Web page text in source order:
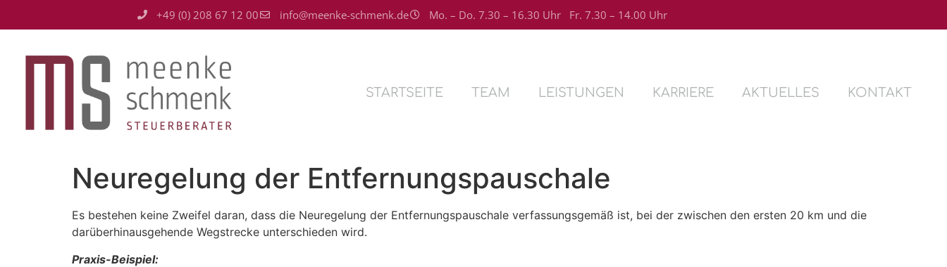
+49 (0) 208 67 12 00 info@meenke-schmenk.de Mo. – Do. 7.30 – 16.30 Uhr Fr. 7.30 – 14.00 Uhr
STARTSEITE TEAM LEISTUNGEN KARRIERE AKTUELLES KONTAKT
Neuregelung der Entfernungspauschale
Es bestehen keine Zweifel daran, dass die Neuregelung der Entfernungspauschale verfassungsgemäß ist, bei der zwischen den ersten 20 km und die
darüberhinausgehende Wegstrecke unterschieden wird.
Praxis-Beispiel: